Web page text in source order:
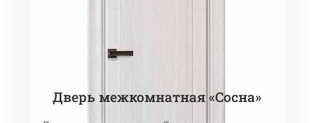
Дверь межкомнатная «Сосна»